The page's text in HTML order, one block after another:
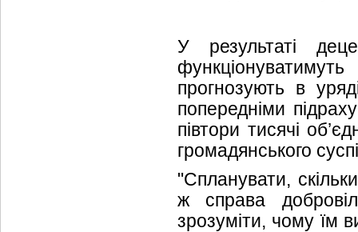
У результаті
прогнозують в
попередніми
півтори тисячі
громадянського
"Спланувати,
ж справа
зрозуміти, чому їм